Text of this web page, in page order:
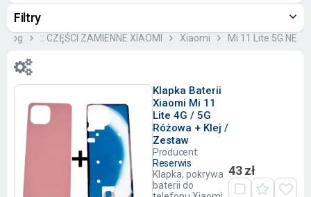
Filtry
:: CZĘŚCI ZAMIENNE XIAOMI Xiaomi Mi 11 Lite 5G NE
Klapka Baterii
Xiaomi Mi 11
Lite 4G / 5G
Różowa + Klej /
Zestaw
Producent:
Reserwis
Klapka, pokrywa
baterii do
43 zł